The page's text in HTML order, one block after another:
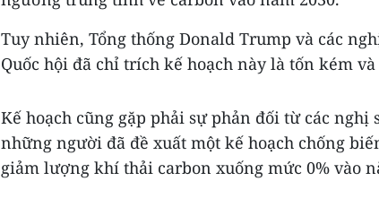
Tuy nhiên, Tổng thống Donald Trump và các
Quốc hội đã chỉ trích kế hoạch này là tốn kém
Kế hoạch cũng gặp phải sự phản đối từ các nghị
những người đã đề xuất một kế hoạch chống
giảm lượng khí thải carbon xuống mức 0% vào